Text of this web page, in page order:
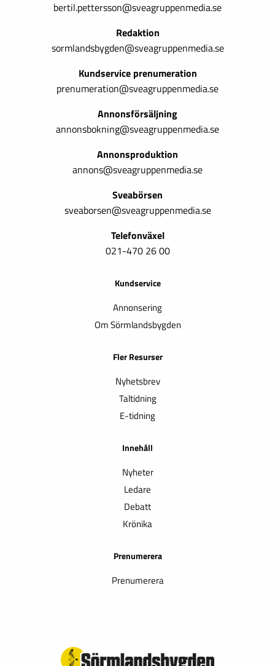
bertil.pettersson@sveagruppenmedia.se
Redaktion
sormlandsbygden@sveagruppenmedia.se
Kundservice prenumeration
prenumeration@sveagruppenmedia.se
Annonsförsäljning
annonsbokning@sveagruppenmedia.se
Annonsproduktion
annons@sveagruppenmedia.se
Sveabörsen
sveaborsen@sveagruppenmedia.se
Telefonväxel
021-470 26 00
Kundservice
Annonsering
Om Sörmlandsbygden
Fler Resurser
Nyhetsbrev
Taltidning
E-tidning
Innehåll
Nyheter
Ledare
Debatt
Krönika
Prenumerera
Prenumerera